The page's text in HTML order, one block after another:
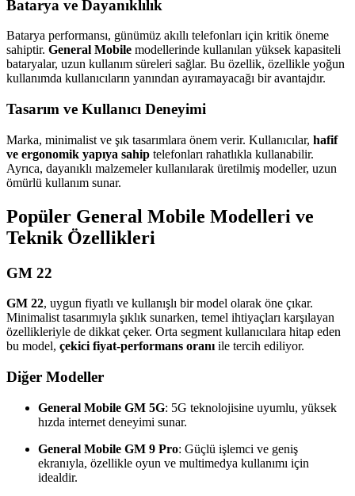
Batarya ve Dayanıklılık
Batarya performansı, günümüz akıllı telefonları için kritik öneme
sahiptir. General Mobile modellerinde kullanılan yüksek kapasiteli
bataryalar, uzun kullanım süreleri sağlar. Bu özellik, özellikle yoğun
kullanımda kullanıcıların yanından ayıramayacağı bir avantajdır.
Tasarım ve Kullanıcı Deneyimi
Marka, minimalist ve şık tasarımlara önem verir. Kullanıcılar, hafif
ve ergonomik yapıya sahip telefonları rahatlıkla kullanabilir.
Ayrıca, dayanıklı malzemeler kullanılarak üretilmiş modeller, uzun
ömürlü kullanım sunar.
Popüler General Mobile Modelleri ve
Teknik Özellikleri
GM 22
GM 22, uygun fiyatlı ve kullanışlı bir model olarak öne çıkar.
Minimalist tasarımıyla şıklık sunarken, temel ihtiyaçları karşılayan
özellikleriyle de dikkat çeker. Orta segment kullanıcılara hitap eden
bu model, çekici fiyat-performans oranı ile tercih ediliyor.
Diğer Modeller
General Mobile GM 5G: 5G teknolojisine uyumlu, yüksek
hızda internet deneyimi sunar.
General Mobile GM 9 Pro: Güçlü işlemci ve geniş
ekranıyla, özellikle oyun ve multimedya kullanımı için
idealdir.